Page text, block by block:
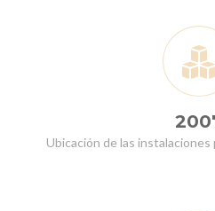
Ubicación de las